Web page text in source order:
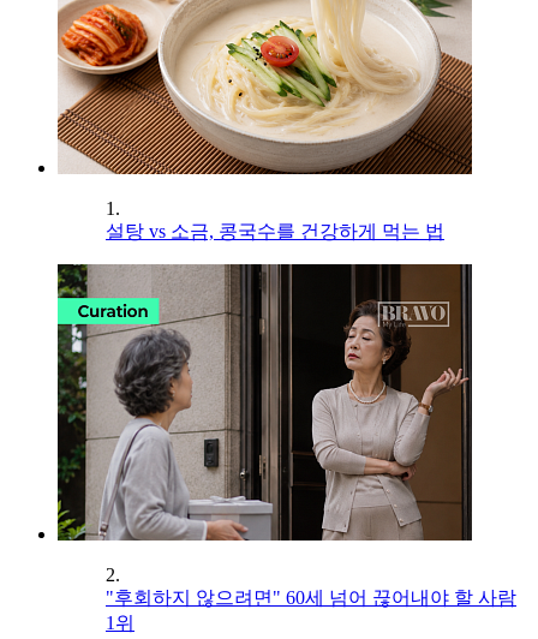
1.
설탕 vs 소금, 콩국수를 건강하게 먹는 법
2.
"후회하지 않으려면" 60세 넘어 끊어내야 할 사람
1위